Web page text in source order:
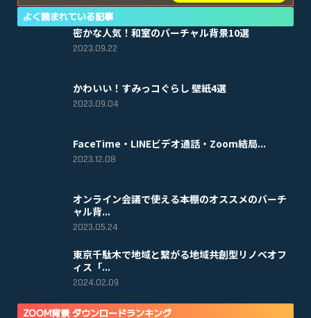
よく読まれている記事
密かな人気！和室のバーチャル背景10選
2023.09.22
かわいい！すみっコぐらし 壁紙4選
2023.09.04
FaceTime・LINEビデオ通話・Zoom結局...
2023.12.08
オンライン会議で使える本棚のオススメのバーチ
ャル背...
2023.05.24
東京千駄木で地域と繋がる地域共創型リノベオフ
ィス「...
2024.02.09
ZOOM背景 ダウンロードランキング